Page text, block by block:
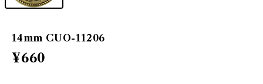
14mm CUO-11206
¥660